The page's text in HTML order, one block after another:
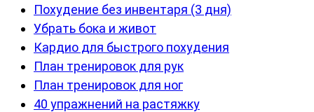
Похудение без инвентаря (3 дня)
Убрать бока и живот
Кардио для быстрого похудения
План тренировок для рук
План тренировок для ног
40 упражнений на растяжку